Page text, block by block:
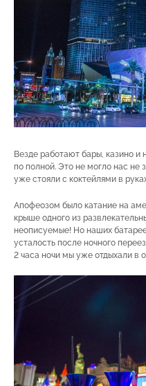
Везде работают бары, казино
по полной. Это не могло нас не
уже стояли с коктейлями в
Апофеозом было катание на
крыше одного из
неописуемые! Но наших
усталость после ночного
2 часа ночи мы уже отдыхали в